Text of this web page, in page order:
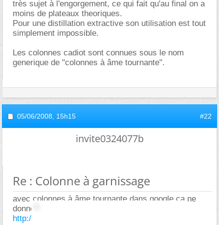
très sujet à l'engorgement, ce qui fait qu'au final on a
moins de plateaux theoriques.
Pour une distillation extractive son utilisation est tout
simplement impossible.
Les colonnes cadiot sont connues sous le nom
generique de "colonnes à âme tournante".
05/06/2008, 15h15 #22
invite0324077b
Re : Colonne à garnissage
avec colonnes à âme tournante dans google ca ne
donne que ce sujet lui meme et
http://www.exchem.fr/Distillation.htm